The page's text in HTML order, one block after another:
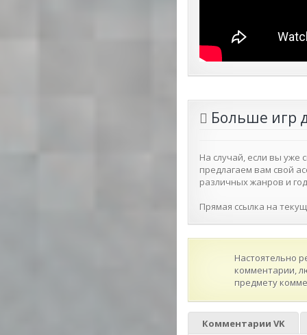
Больше игр
На случай, если вы уже
предлагаем вам свой
различных жанров и
Прямая ссылка на
Настоятельно
комментарии,
предмету
Комментарии VK